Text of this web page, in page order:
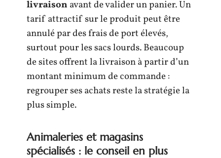
livraison avant de valider un panier. Un
tarif attractif sur le produit peut être
annulé par des frais de port élevés,
surtout pour les sacs lourds. Beaucoup
de sites offrent la livraison à partir d’un
montant minimum de commande :
regrouper ses achats reste la stratégie la
plus simple.
Animaleries et magasins
spécialisés : le conseil en plus